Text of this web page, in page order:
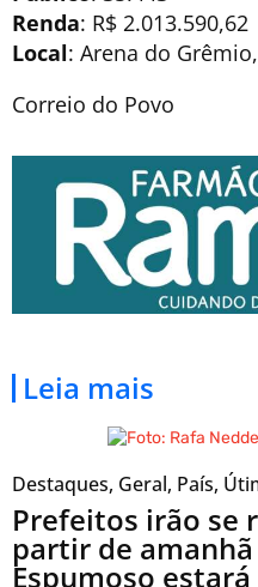
Renda: R$ 2.013.590,62
Local: Arena do
Correio do Povo
Leia mais
Destaques, Geral, País,
Prefeitos irão se
partir de
Espumoso